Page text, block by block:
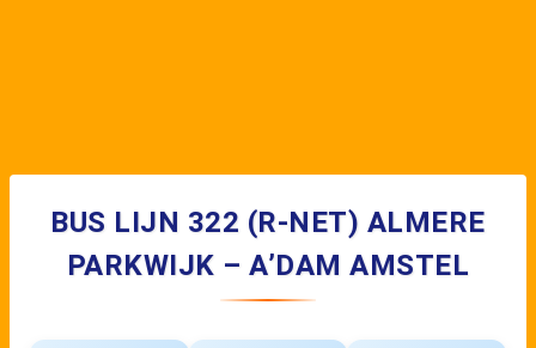
BUS LIJN 322 (R-NET) ALMERE
PARKWIJK – A’DAM AMSTEL